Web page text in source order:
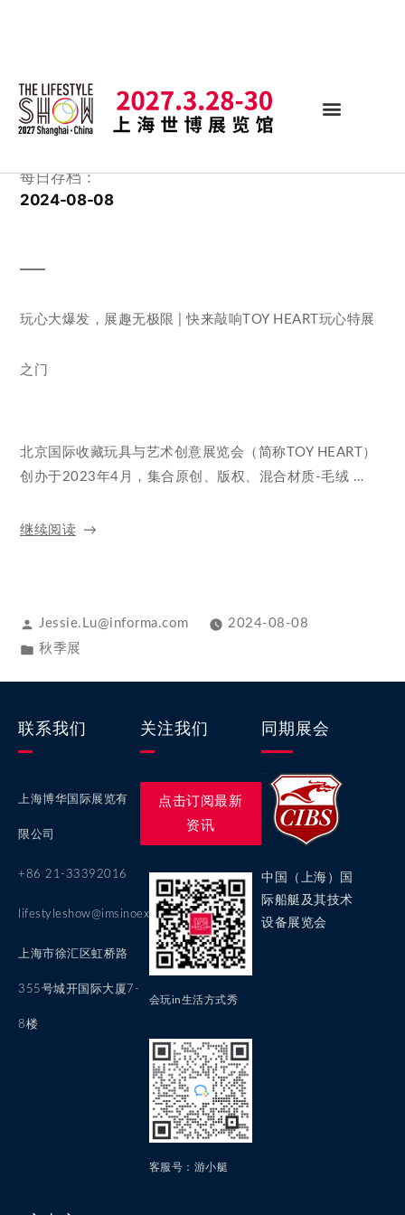
每日存档：
2024-08-08
玩心大爆发，展趣无极限 | 快来敲响TOY HEART玩心特展
之门
北京国际收藏玩具与艺术创意展览会（简称TOY HEART）
创办于2023年4月，集合原创、版权、混合材质-毛绒 …
继续阅读
Jessie.Lu@informa.com
2024-08-08
秋季展
联系我们
上海博华国际展览有
限公司
+86 21-33392016
lifestyleshow@imsinoexpo.com
上海市徐汇区虹桥路
355号城开国际大厦7-
8楼
关注我们
点击订阅最新
资讯
会玩in生活方式秀
客服号：游小艇
同期展会
中国（上海）国
际船艇及其技术
设备展览会